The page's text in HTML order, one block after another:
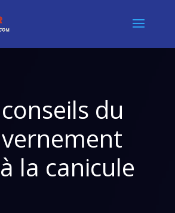
du
la canicule